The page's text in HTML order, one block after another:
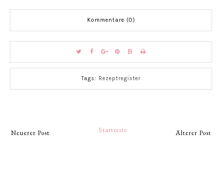
Kommentare (0)
Tags: Rezeptregister
Neuerer Post Älterer Post
Startseite